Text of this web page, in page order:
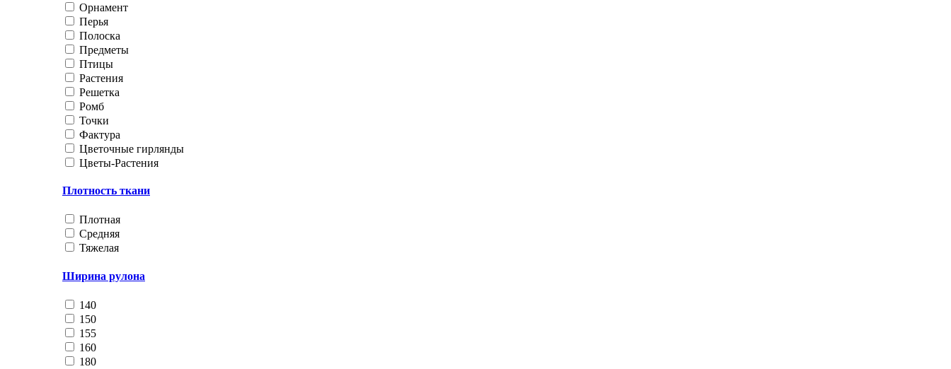
Орнамент
Перья
Полоска
Предметы
Птицы
Растения
Решетка
Ромб
Точки
Фактура
Цветочные гирлянды
Цветы-Растения
Плотность ткани
Плотная
Средняя
Тяжелая
Ширина рулона
140
150
155
160
180